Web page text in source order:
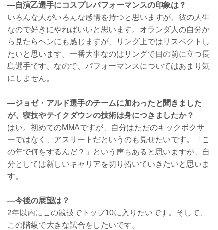
—自演乙選手にコスプレパフォーマンスの印象は？
いろんな人がいろんな感情を持つと思いますが、彼の人生
なので好きにやればいいと思います。オランダ人の自分か
ら見たらヘンにも感じますが、リング上ではリスペクトし
たいと思います。一番大事なのはリングで目の前に立つ長
島選手です、なので、パフォーマンスについてはあまり気
にしません。
—ジョゼ・アルド選手のチームに加わったと聞きました
が、寝技やテイクダウンの技術は身につきましたか？
はい。初めてのMMAですが、自分はただのキックボクサ
ーではなく、アスリートだというのも見せたいです。「こ
の年で何をするんだ？」という声もあると思いますが、自
分としては新しいキャリアを切り拓いていきたいと思いま
す。
—今後の展望は？
2年以内にこの競技でトップ10に入りたいです。そして、
この階級で大きな試合をしたいです。